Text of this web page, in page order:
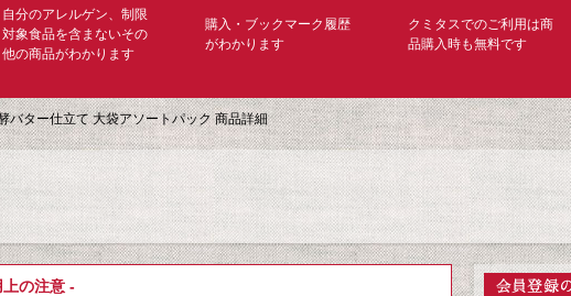
自分のアレルゲン、制限
対象食品を含まないその
他の商品がわかります
購入・ブックマーク履歴
がわかります
クミタスでのご利用は商
品購入時も無料です
バター仕立て 大袋アソートパック 商品詳細
の注意 -